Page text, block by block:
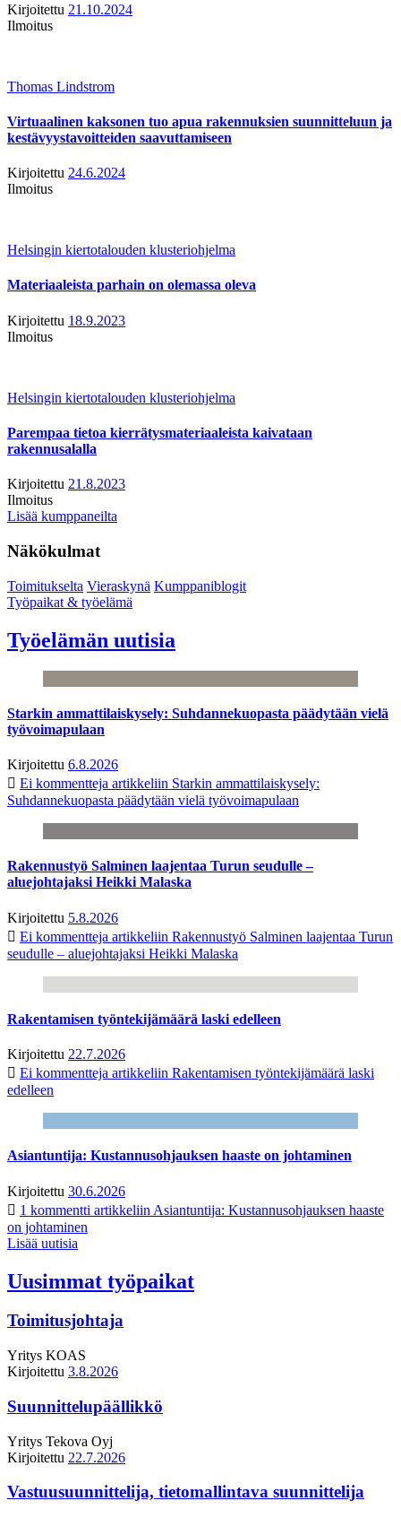
Kirjoitettu 21.10.2024
Ilmoitus
Thomas Lindstrom
Virtuaalinen kaksonen tuo apua rakennuksien suunnitteluun ja
kestävyystavoitteiden saavuttamiseen
Kirjoitettu 24.6.2024
Ilmoitus
Helsingin kiertotalouden klusteriohjelma
Materiaaleista parhain on olemassa oleva
Kirjoitettu 18.9.2023
Ilmoitus
Helsingin kiertotalouden klusteriohjelma
Parempaa tietoa kierrätysmateriaaleista kaivataan
rakennusalalla
Kirjoitettu 21.8.2023
Ilmoitus
Lisää kumppaneilta
Näkökulmat
Toimitukselta Vieraskynä Kumppaniblogit
Työpaikat & työelämä
Työelämän uutisia
Starkin ammattilaiskysely: Suhdannekuopasta päädytään vielä
työvoimapulaan
Kirjoitettu 6.8.2026
Ei kommentteja artikkeliin Starkin ammattilaiskysely:
Suhdannekuopasta päädytään vielä työvoimapulaan
Rakennustyö Salminen laajentaa Turun seudulle –
aluejohtajaksi Heikki Malaska
Kirjoitettu 5.8.2026
Ei kommentteja artikkeliin Rakennustyö Salminen laajentaa Turun
seudulle – aluejohtajaksi Heikki Malaska
Rakentamisen työntekijämäärä laski edelleen
Kirjoitettu 22.7.2026
Ei kommentteja artikkeliin Rakentamisen työntekijämäärä laski
edelleen
Asiantuntija: Kustannusohjauksen haaste on johtaminen
Kirjoitettu 30.6.2026
1 kommentti artikkeliin Asiantuntija: Kustannusohjauksen haaste
on johtaminen
Lisää uutisia
Uusimmat työpaikat
Toimitusjohtaja
Yritys KOAS
Kirjoitettu 3.8.2026
Suunnittelupäällikkö
Yritys Tekova Oyj
Kirjoitettu 22.7.2026
Vastuusuunnittelija, tietomallintava suunnittelija